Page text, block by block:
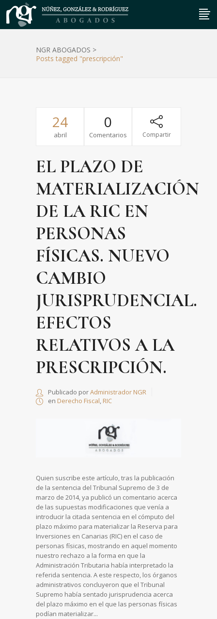
NGR ABOGADOS >
Posts tagged "prescripción"
24
abril
0
Comentarios Compartir
EL PLAZO DE
MATERIALIZACIÓN
DE LA RIC EN
PERSONAS
FÍSICAS. NUEVO
CAMBIO
JURISPRUDENCIAL.
EFECTOS
RELATIVOS A LA
PRESCRIPCIÓN.
Publicado porAdministrador NGR
en Derecho Fiscal, RIC
Quien suscribe este artículo, tras la publicación
de la sentencia del Tribunal Supremo de 3 de
marzo de 2014, ya publicó un comentario acerca
de las supuestas modificaciones que venía a
introducir la citada sentencia en el cómputo del
plazo máximo para materializar la Reserva para
Inversiones en Canarias (RIC) en el caso de
personas físicas, mostrando en aquel momento
nuestro rechazo a la forma en que la
Administración Tributaria había interpretado la
referida sentencia. A este respecto, los órganos
administrativos concluyeron que el Tribunal
Supremo había sentado jurisprudencia acerca
del plazo máximo en el que las personas físicas
podían materializar...